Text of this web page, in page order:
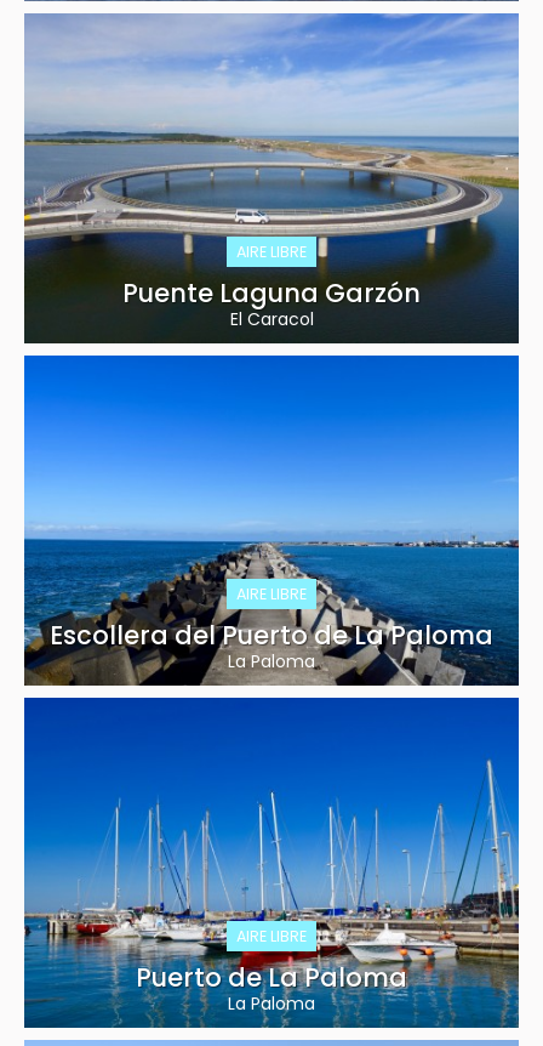
AIRE LIBRE
Puente Laguna Garzón
El Caracol
AIRE LIBRE
Escollera del Puerto de La Paloma
La Paloma
AIRE LIBRE
Puerto de La Paloma
La Paloma